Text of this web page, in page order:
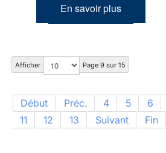
En savoir plus
Afficher Page 9 sur 15
Début Préc. 4 5 6
11
12 13 Suivant Fin